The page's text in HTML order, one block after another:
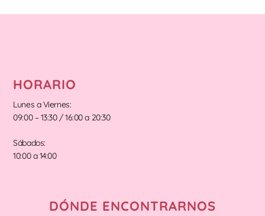
HORARIO
Lunes a Viernes:
09:00 – 13:30 / 16:00 a 20:30
Sábados:
10:00 a 14:00
DÓNDE ENCONTRARNOS